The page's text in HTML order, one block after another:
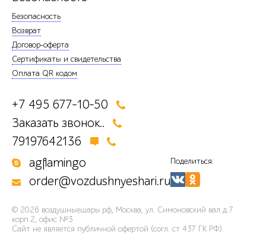
Безопасность
Возврат
Договор-оферта
Сертификаты и свидетельства
Оплата QR кодом
+7 495 677-10-50
Заказать звонок..
79197642136
agflamingo
order@vozdushnyeshari.ru
Поделиться:
© 2026 воздушныешары.рф, Москва, ул. Симоновский вал д.7
корп.2, офис №3
Сайт не является публичной офертой (согл. ст 437 ГК РФ).